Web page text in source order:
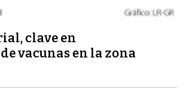
clave en
vacunas en la zona